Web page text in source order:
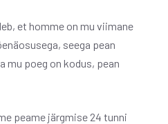
et homme on mu viimane
seega pean
mu poeg on kodus, pean
peame järgmise 24 tunni